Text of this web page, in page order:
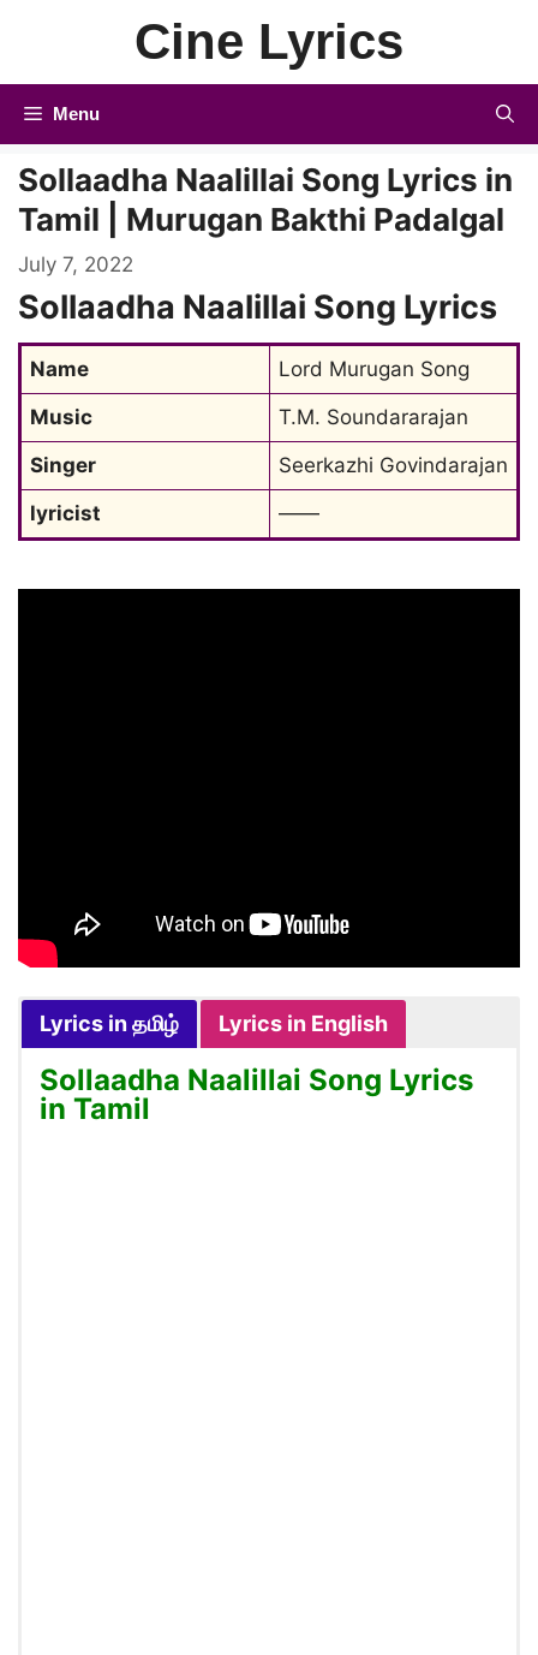
Cine Lyrics
Menu
Sollaadha Naalillai Song Lyrics in
Tamil | Murugan Bakthi Padalgal
July 7, 2022
Sollaadha Naalillai Song Lyrics
Name
Lord Murugan Song
Music
T.M. Soundararajan
Singer
Seerkazhi Govindarajan
lyricist
——
Lyrics in தமிழ் Lyrics in English
Sollaadha Naalillai Song Lyrics
in Tamil